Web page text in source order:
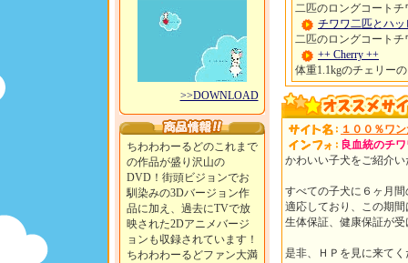
>>DOWNLOAD
ちわわわーるどのこれまで
の作品が盛り沢山の
DVD！街頭ビジョンでお
馴染みの3Dバージョン作
品に加え、過去にTVで放
映された2Dアニメバージ
ョンも収録されています！
ちわわわーるどファン大満
二匹のロングコート
チワワ二匹とハ
二匹のロングコート
++ Cherry ++
体重1.1kgのチェリー
１００％ワ
良血統のチ
かわいい子犬をご紹介
すべての子犬に６ヶ月
適応しており、この期
生体保証、健康保証が
是非、ＨＰを見に来て